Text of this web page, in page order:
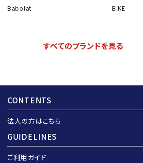
Babolat BIKE
すべてのブランドを見る
CONTENTS
法人の方はこちら
GUIDELINES
ご利用ガイド